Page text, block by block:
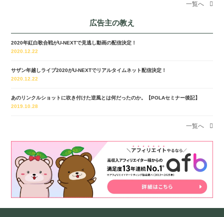
一覧へ
広告主の教え
2020年紅白歌合戦がU-NEXTで見逃し動画の配信決定！
2020.12.22
サザン年越しライブ2020がU-NEXTでリアルタイムネット配信決定！
2020.12.22
あのリンクルショットに吹き付けた逆風とは何だったのか。【POLAセミナー後記】
2019.10.28
一覧へ